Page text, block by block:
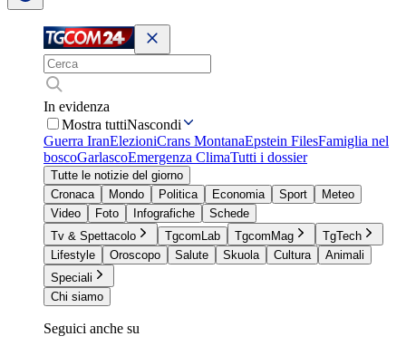
In evidenza
Mostra tuttiNascondi
Guerra IranElezioniCrans MontanaEpstein FilesFamiglia nel
boscoGarlascoEmergenza ClimaTutti i dossier
Tutte le notizie del giorno
Cronaca
Mondo Politica Economia Sport
Meteo
Video
Foto Infografiche
Schede
Tv & Spettacolo
TgcomLab TgcomMag
TgTech
Lifestyle
Oroscopo Salute Skuola Cultura
Animali
Speciali
Chi siamo
Seguici anche su